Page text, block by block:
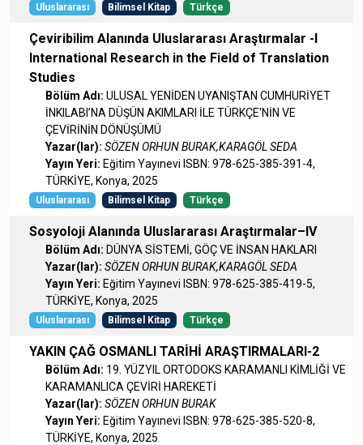
Uluslararası Bilimsel Kitap Türkçe
Çeviribilim Alanında Uluslararası Araştırmalar -I
International Research in the Field of Translation
Studies
Bölüm Adı: ULUSAL YENİDEN UYANIŞTAN CUMHURİYET
İNKILABI’NA DÜŞÜN AKIMLARI İLE TÜRKÇE'NİN VE
ÇEVİRİNİN DÖNÜŞÜMÜ
Yazar(lar): SÖZEN ORHUN BURAK,KARAGÖL SEDA
Yayın Yeri: Eğitim Yayınevi ISBN: 978-625-385-391-4,
TÜRKİYE, Konya, 2025
Uluslararası Bilimsel Kitap Türkçe
Sosyoloji Alanında Uluslararası Araştırmalar–IV
Bölüm Adı: DÜNYA SİSTEMİ, GÖÇ VE İNSAN HAKLARI
Yazar(lar): SÖZEN ORHUN BURAK,KARAGÖL SEDA
Yayın Yeri: Eğitim Yayınevi ISBN: 978-625-385-419-5,
TÜRKİYE, Konya, 2025
Uluslararası Bilimsel Kitap Türkçe
YAKIN ÇAĞ OSMANLI TARİHİ ARAŞTIRMALARI-2
Bölüm Adı: 19. YÜZYIL ORTODOKS KARAMANLI KİMLİĞİ VE
KARAMANLICA ÇEVİRİ HAREKETİ
Yazar(lar): SÖZEN ORHUN BURAK
Yayın Yeri: Eğitim Yayınevi ISBN: 978-625-385-520-8,
TÜRKİYE, Konya, 2025